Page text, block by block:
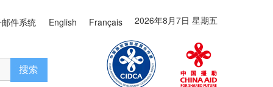
2026年8月7日 星期五
件系统 English Français